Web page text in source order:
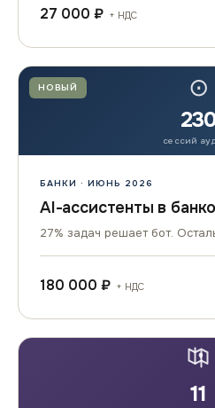
27 000 ₽ + НДС
⊙
сессий
НОВЫЙ
БАНКИ · ИЮНЬ 2026
AI-ассистенты в
27% задач решает бот.
180 000 ₽ + НДС
11